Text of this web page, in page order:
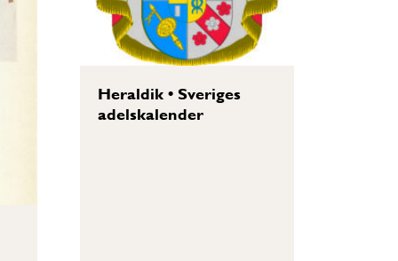
Heraldik•Sveriges
adelskalender